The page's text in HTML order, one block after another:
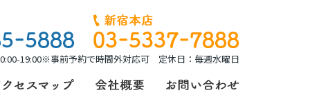
19:00※事前予約で時間外対応可 定休日：毎週水曜日